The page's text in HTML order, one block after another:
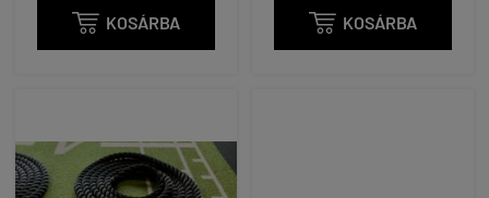
 KOSÁRBA  KOSÁRBA